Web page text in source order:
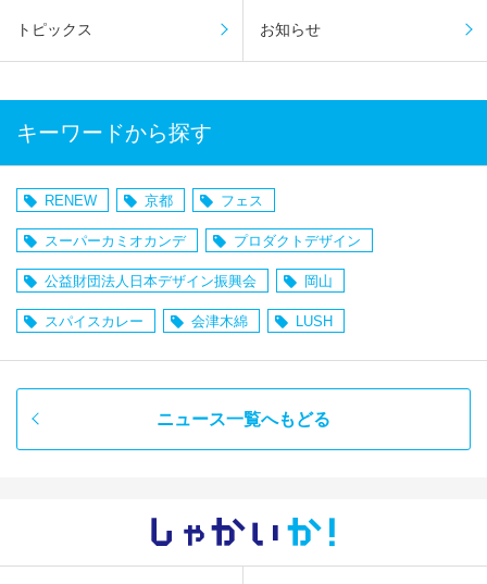
トピックス お知らせ
キーワードから探す
RENEW 京都 フェス
スーパーカミオカンデ プロダクトデザイン
公益財団法人日本デザイン振興会 岡山
スパイスカレー 会津木綿 LUSH
ニュース一覧へもどる
しゃかい か！